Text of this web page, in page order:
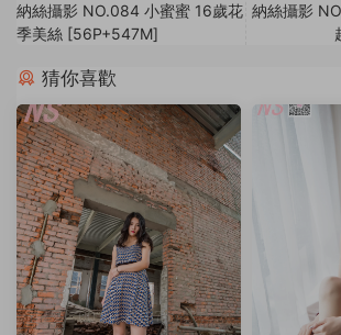
納絲攝影 NO.084 小蜜蜜 16歲花
季美絲 [56P+547M]
納絲攝影
猜你喜歡